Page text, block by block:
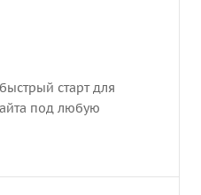
старт для
под любую